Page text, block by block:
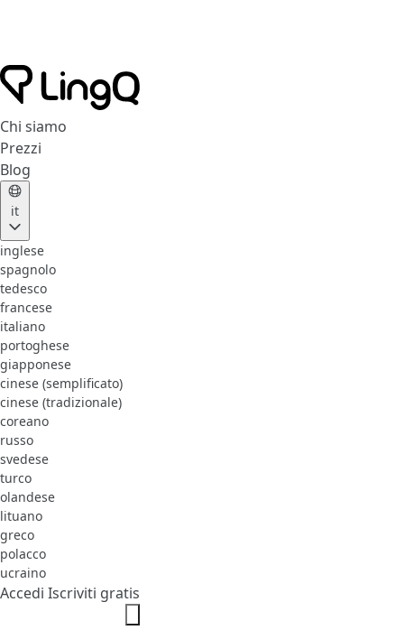
Chi siamo
Prezzi
Blog
it
inglese
spagnolo
tedesco
francese
italiano
portoghese
giapponese
cinese (semplificato)
cinese (tradizionale)
coreano
russo
svedese
turco
olandese
lituano
greco
polacco
ucraino
Accedi Iscriviti gratis